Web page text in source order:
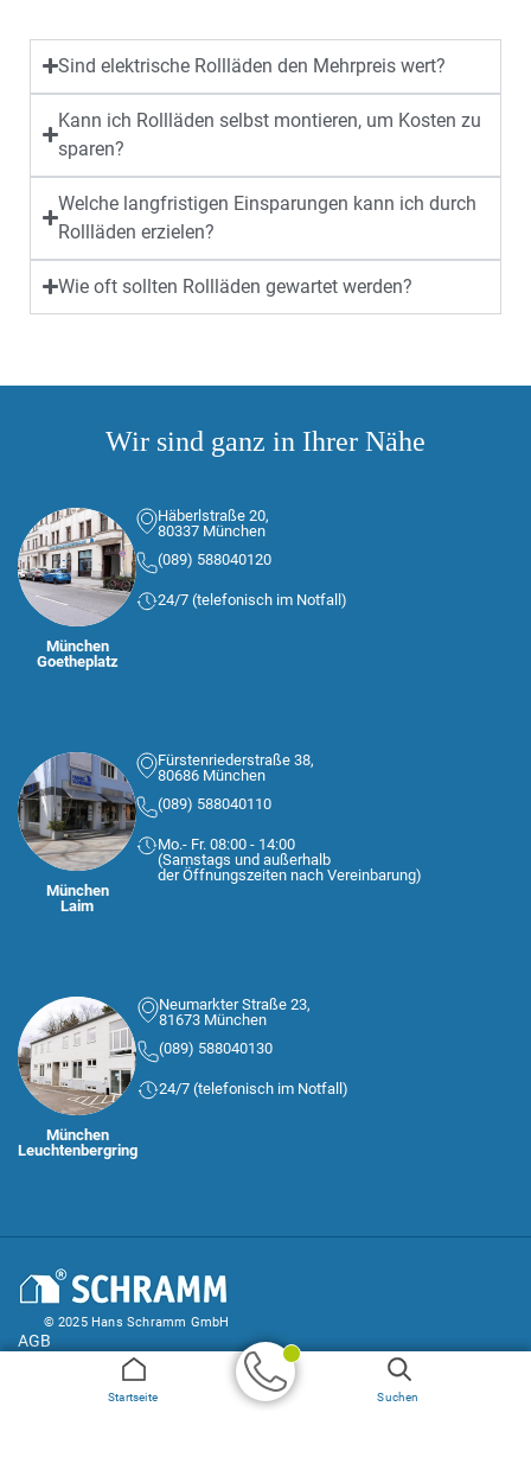
Sind elektrische Rollläden den Mehrpreis wert?
Kann ich Rollläden selbst montieren, um Kosten zu
sparen?
Welche langfristigen Einsparungen kann ich durch
Rollläden erzielen?
Wie oft sollten Rollläden gewartet werden?
Wir sind ganz in Ihrer Nähe
München
Goetheplatz
Häberlstraße 20,
80337 München
(089) 588040120
24/7 (telefonisch im Notfall)
München
Laim
Fürstenriederstraße 38,
80686 München
(089) 588040110
Mo.- Fr. 08:00 - 14:00
(Samstags und außerhalb
der Öffnungszeiten nach Vereinbarung)
München
Leuchtenbergring
Neumarkter Straße 23,
81673 München
(089) 588040130
24/7 (telefonisch im Notfall)
© 2025 Hans Schramm GmbH
AGB
Impressum und Datenschutz
Startseite Suchen